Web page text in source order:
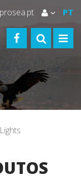
PT
FACEBOOK
TOGGLE